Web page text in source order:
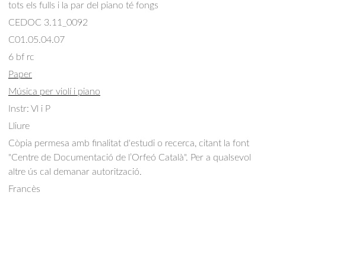
tots els fulls i la par del piano té fongs
CEDOC 3.11_0092
C01.05.04.07
6 bf rc
Paper
Música per violí i piano
Instr: Vl i P
Lliure
Còpia permesa amb finalitat d'estudi o recerca, citant la font
"Centre de Documentació de l’Orfeó Català". Per a qualsevol
altre ús cal demanar autorització.
Francès